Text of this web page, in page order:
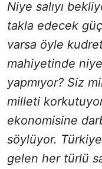
Niye salıyı
takla edecek
varsa öyle
mahiyetinde
yapmıyor? Siz
milleti
ekonomisine
söylüyor.
gelen her türlü